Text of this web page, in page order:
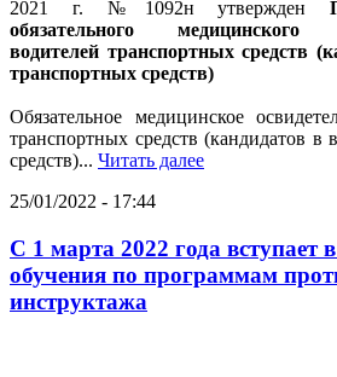
2021 г. №1092н утвержден
обязательного медицинского
водителей транспортных средств
транспортных средств)
Обязательное медицинское
транспортных средств (кандидатов в
средств)... Читать далее
25/01/2022 - 17:44
С 1 марта 2022 года вступает
обучения по программам
инструктажа